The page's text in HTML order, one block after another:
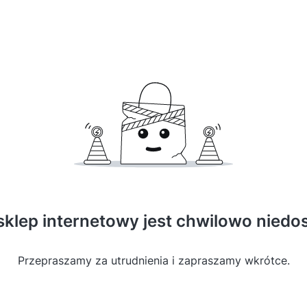
internetowy jest chwilowo
Przepraszamy za utrudnienia i zapraszamy wkrótce.